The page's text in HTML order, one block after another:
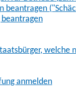
beantragen
welche
anmelden